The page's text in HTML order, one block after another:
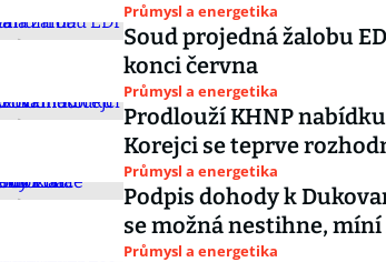
Průmysl a energetika
Soud projedná žalobu
konci června
Průmysl a energetika
Prodlouží KHNP
Korejci se teprve
Průmysl a energetika
Podpis dohody k
se možná nestihne, míní
Průmysl a energetika